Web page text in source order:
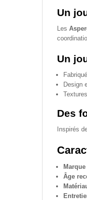
Un
Les
Un
Design
Des
Inspirés
Marque
Âge